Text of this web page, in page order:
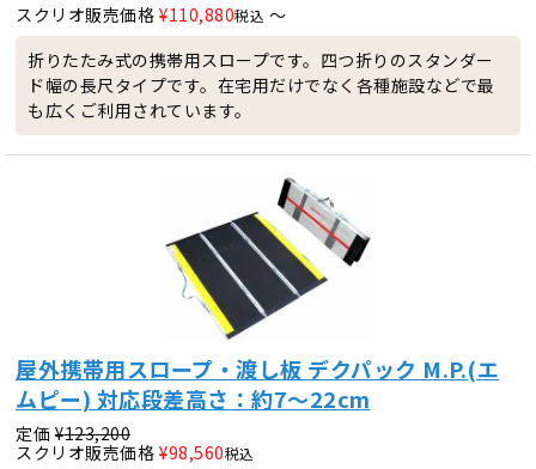
スクリオ販売価格 ¥110,880税込 〜
折りたたみ式の携帯用スロープです。四つ折りのスタンダー
ド幅の長尺タイプです。在宅用だけでなく各種施設などで最
も広くご利用されています。
屋外携帯用スロープ・渡し板 デクパック M.P.(エ
ムピー) 対応段差高さ：約7～22cm
定価 ¥123,200
スクリオ販売価格 ¥98,560税込